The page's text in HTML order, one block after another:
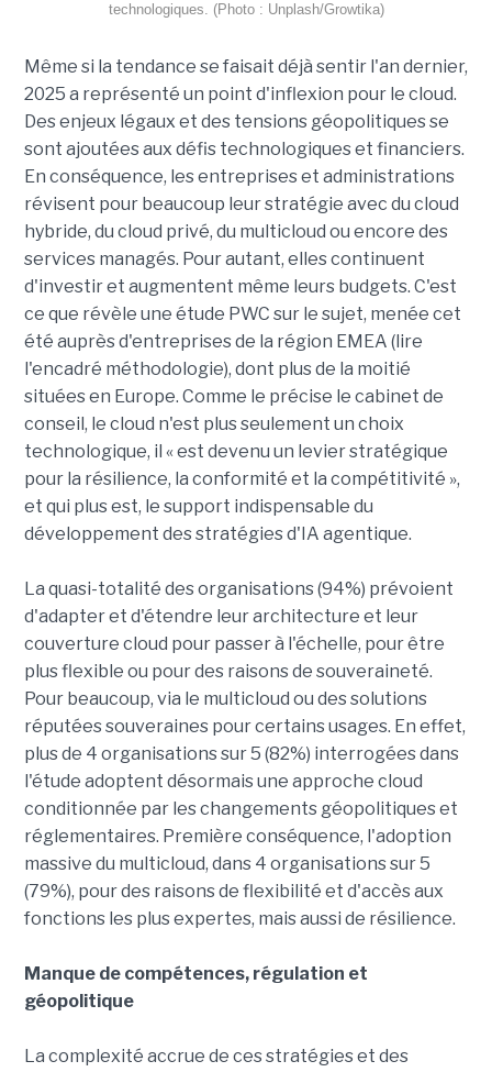
technologiques. (Photo : Unplash/Growtika)
Même si la tendance se faisait déjà sentir l'an dernier,
2025 a représenté un point d'inflexion pour le cloud.
Des enjeux légaux et des tensions géopolitiques se
sont ajoutées aux défis technologiques et financiers.
En conséquence, les entreprises et administrations
révisent pour beaucoup leur stratégie avec du cloud
hybride, du cloud privé, du multicloud ou encore des
services managés. Pour autant, elles continuent
d'investir et augmentent même leurs budgets. C'est
ce que révèle une étude PWC sur le sujet, menée cet
été auprès d'entreprises de la région EMEA (lire
l'encadré méthodologie), dont plus de la moitié
situées en Europe. Comme le précise le cabinet de
conseil, le cloud n'est plus seulement un choix
technologique, il « est devenu un levier stratégique
pour la résilience, la conformité et la compétitivité »,
et qui plus est, le support indispensable du
développement des stratégies d'IA agentique.
La quasi-totalité des organisations (94%) prévoient
d'adapter et d'étendre leur architecture et leur
couverture cloud pour passer à l'échelle, pour être
plus flexible ou pour des raisons de souveraineté.
Pour beaucoup, via le multicloud ou des solutions
réputées souveraines pour certains usages. En effet,
plus de 4 organisations sur 5 (82%) interrogées dans
l'étude adoptent désormais une approche cloud
conditionnée par les changements géopolitiques et
réglementaires. Première conséquence, l'adoption
massive du multicloud, dans 4 organisations sur 5
(79%), pour des raisons de flexibilité et d'accès aux
fonctions les plus expertes, mais aussi de résilience.
Manque de compétences, régulation et
géopolitique
La complexité accrue de ces stratégies et des